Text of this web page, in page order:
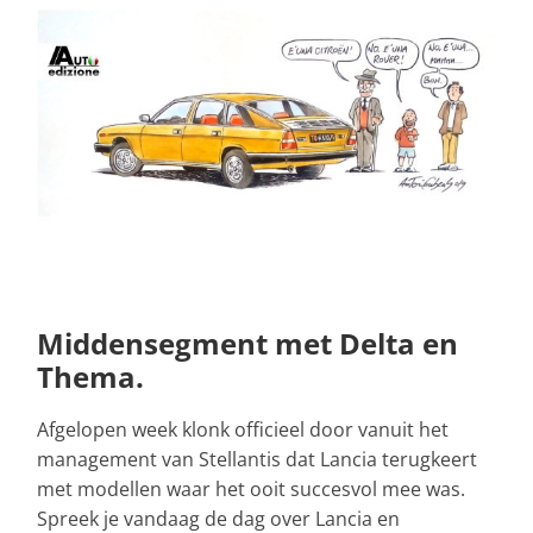
Middensegment met Delta en
Thema.
Afgelopen week klonk officieel door vanuit het
management van Stellantis dat Lancia terugkeert
met modellen waar het ooit succesvol mee was.
Spreek je vandaag de dag over Lancia en